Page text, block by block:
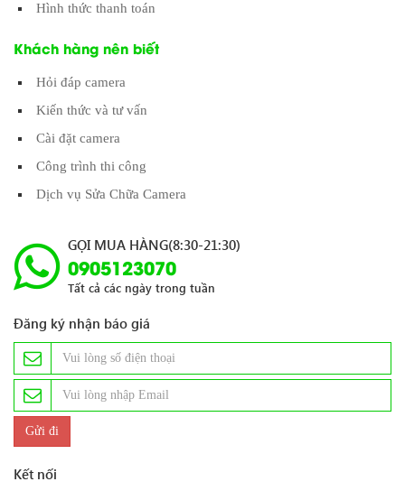
Hình thức thanh toán
Khách hàng nên biết
Hỏi đáp camera
Kiến thức và tư vấn
Cài đặt camera
Công trình thi công
Dịch vụ Sửa Chữa Camera
GỌI MUA HÀNG(8:30-21:30)
0905123070
Tất cả các ngày trong tuần
Đăng ký nhận báo giá
Kết nối